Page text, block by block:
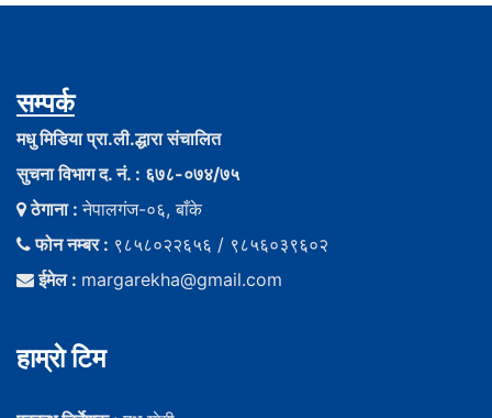
सम्पर्क
मधु मिडिया प्रा.ली.द्धारा संचालित
सुचना विभाग द. नं. : ६७८-०७४/७५
ठेगाना :नेपालगंज-०६, बाँके
फोन नम्बर : ९८५८०२२६५६ / ९८५६०३९६०२
ईमेल : margarekha@gmail.com
हाम्राे टिम